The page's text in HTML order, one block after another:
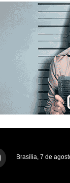
Brasília, 7 de